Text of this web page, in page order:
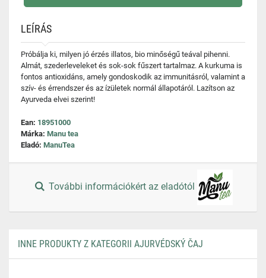
LEÍRÁS
Próbálja ki, milyen jó érzés illatos, bio minőségű teával pihenni.
Almát, szederleveleket és sok-sok fűszert tartalmaz. A kurkuma is
fontos antioxidáns, amely gondoskodik az immunitásról, valamint a
szív- és érrendszer és az ízületek normál állapotáról. Lazítson az
Ayurveda elvei szerint!
Ean: 18951000
Márka: Manu tea
Eladó: ManuTea
További információkért az eladótól
INNE PRODUKTY Z KATEGORII AJURVÉDSKÝ ČAJ